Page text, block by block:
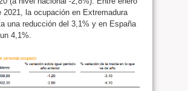
2021, la ocupación en Extremadura
una reducción del 3,1% y en España
4,1%.